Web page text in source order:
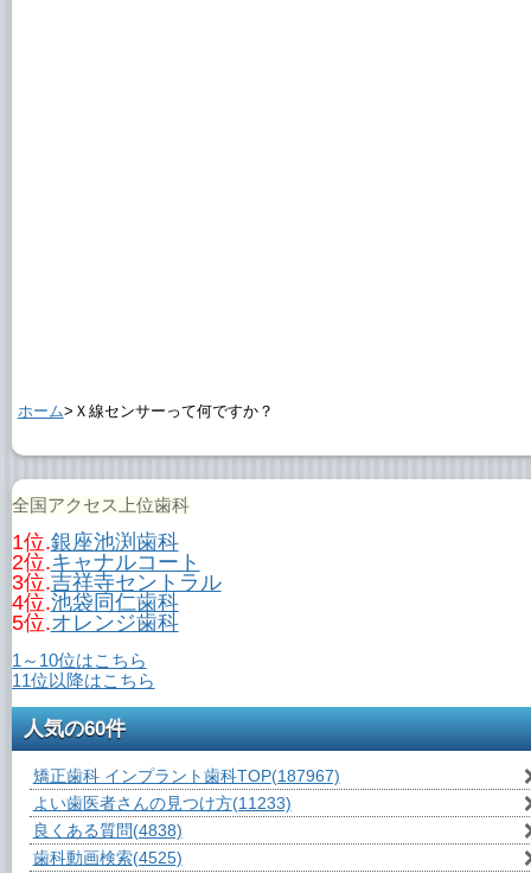
ホーム>Ｘ線センサーって何ですか？
全国アクセス上位歯科
1位.銀座池渕歯科
2位.キャナルコート
3位.吉祥寺セントラル
4位.池袋同仁歯科
5位.オレンジ歯科
1～10位はこちら
11位以降はこちら
人気の60件
矯正歯科 インプラント歯科TOP(187967)
よい歯医者さんの見つけ方(11233)
良くある質問(4838)
歯科動画検索(4525)